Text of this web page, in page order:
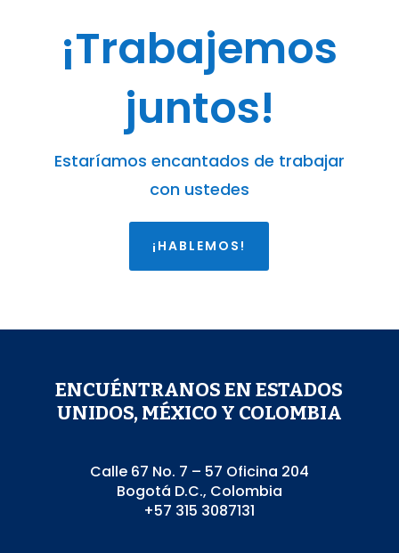
¡Trabajemos
juntos!
Estaríamos encantados de trabajar
con ustedes
¡HABLEMOS!
ENCUÉNTRANOS EN ESTADOS
UNIDOS, MÉXICO Y COLOMBIA
Calle 67 No. 7 – 57 Oficina 204
Bogotá D.C., Colombia
+57 315 3087131